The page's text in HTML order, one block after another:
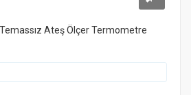
Ateş Ölçer Termometre